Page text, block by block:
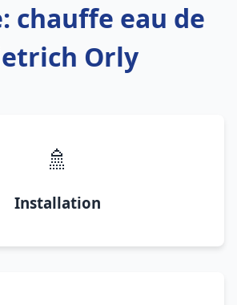
chauffe eau de
Orly
🚿
Installation